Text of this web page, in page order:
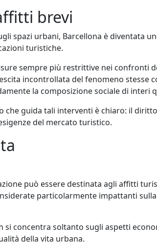
brevi
spazi urbani, Barcellona è diventata
turistiche.
sempre più restrittive nei confronti
incontrollata del fenomeno stesse
la composizione sociale di interi
guida tali interventi è chiaro: il
del mercato turistico.
può essere destinata agli affitti
particolarmente impattanti
si concentra soltanto sugli aspetti
della vita urbana.